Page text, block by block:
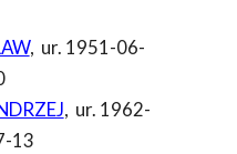
, ur. 1951-06-
, ur. 1962-
13